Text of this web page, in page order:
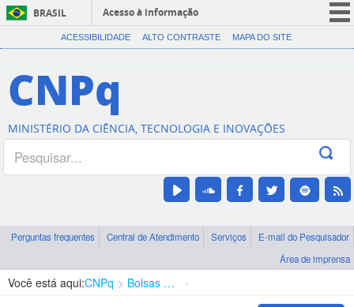
BRASIL
Acesso à informação
CORONAVÍRUS (COVID-19)
Canais
ACESSIBILIDADE ALTO CONTRASTE MAPA DO SITE
CNPq
MINISTÉRIO DA CIÊNCIA, TECNOLOGIA E INOVAÇÕES
Perguntas frequentes Central de Atendimento Serviços
E-mail do Pesquisador
Área de imprensa
Você está aqui:CNPq Bolsas e Auxílios Vigentes